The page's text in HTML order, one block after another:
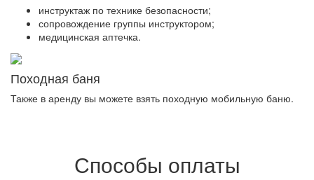
инструктаж по технике безопасности;
сопровождение группы инструктором;
медицинская аптечка.
Походная баня
Также в аренду вы можете взять походную мобильную баню.
Способы оплаты